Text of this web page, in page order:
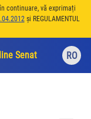
continuare, vă exprimați
și REGULAMENTUL
Senat RO